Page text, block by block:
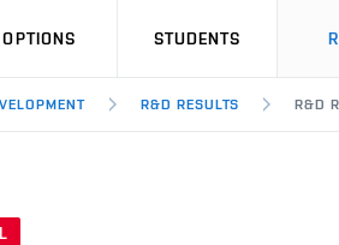
STUDENTS
R&D RESULTS R&D